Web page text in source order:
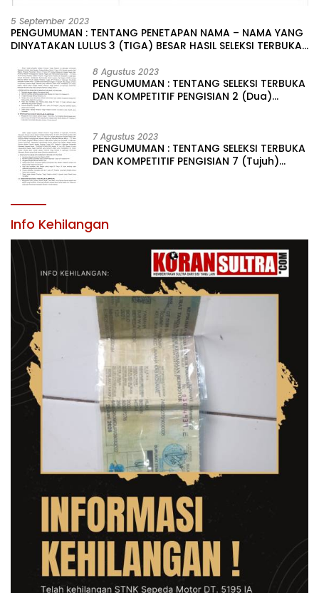
5 September 2023
PENGUMUMAN : TENTANG PENETAPAN NAMA – NAMA YANG
DINYATAKAN LULUS 3 (TIGA) BESAR HASIL SELEKSI TERBUKA
LINGKUNGAN PEMERINTAH DAERAH KABUPATEN KONAWE
8 Agustus 2023
PENGUMUMAN : TENTANG SELEKSI TERBUKA
DAN KOMPETITIF PENGISIAN 2 (Dua)
KABUPATEN KONAWE
7 Agustus 2023
PENGUMUMAN : TENTANG SELEKSI TERBUKA
DAN KOMPETITIF PENGISIAN 7 (Tujuh)
Info Kehilangan